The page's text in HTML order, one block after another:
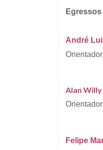
André
Alan
Felipe